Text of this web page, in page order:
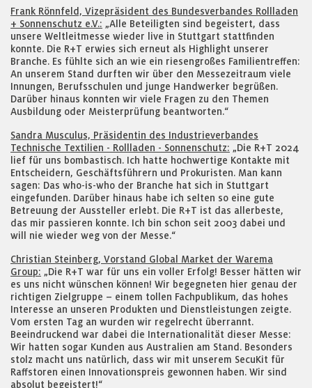
Frank Rönnfeld, Vizepräsident des Bundesverbandes Rollladen
+ Sonnenschutz e.V.: „Alle Beteiligten sind begeistert, dass
unsere Weltleitmesse wieder live in Stuttgart stattfinden
konnte. Die R+T erwies sich erneut als Highlight unserer
Branche. Es fühlte sich an wie ein riesengroßes Familientreffen:
An unserem Stand durften wir über den Messezeitraum viele
Innungen, Berufsschulen und junge Handwerker begrüßen.
Darüber hinaus konnten wir viele Fragen zu den Themen
Ausbildung oder Meisterprüfung beantworten.“
Sandra Musculus, Präsidentin des Industrieverbandes
Technische Textilien - Rollladen - Sonnenschutz: „Die R+T 2024
lief für uns bombastisch. Ich hatte hochwertige Kontakte mit
Entscheidern, Geschäftsführern und Prokuristen. Man kann
sagen: Das who-is-who der Branche hat sich in Stuttgart
eingefunden. Darüber hinaus habe ich selten so eine gute
Betreuung der Aussteller erlebt. Die R+T ist das allerbeste,
das mir passieren konnte. Ich bin schon seit 2003 dabei und
will nie wieder weg von der Messe.“
Christian Steinberg, Vorstand Global Market der Warema
Group: „Die R+T war für uns ein voller Erfolg! Besser hätten wir
es uns nicht wünschen können! Wir begegneten hier genau der
richtigen Zielgruppe – einem tollen Fachpublikum, das hohes
Interesse an unseren Produkten und Dienstleistungen zeigte.
Vom ersten Tag an wurden wir regelrecht überrannt.
Beeindruckend war dabei die Internationalität dieser Messe:
Wir hatten sogar Kunden aus Australien am Stand. Besonders
stolz macht uns natürlich, dass wir mit unserem SecuKit für
Raffstoren einen Innovationspreis gewonnen haben. Wir sind
absolut begeistert!“